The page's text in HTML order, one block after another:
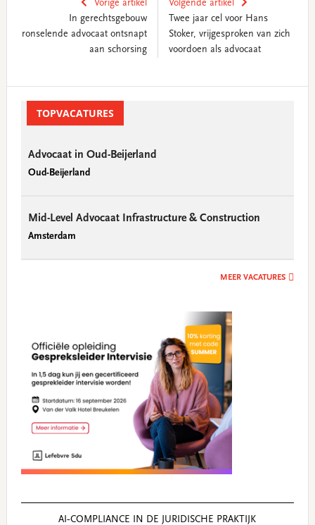
Vorige artikel
In gerechtsgebouw
ronselende advocaat ontsnapt
aan schorsing
Volgende artikel
Twee jaar cel voor Hans
Stoker, vrijgesproken van zich
voordoen als advocaat
SidebarTOPVACATURES
Advocaat in Oud-Beijerland
Oud-Beijerland
Mid-Level Advocaat Infrastructure & Construction
Amsterdam
MEER VACATURES
AI‑COMPLIANCE IN DE JURIDISCHE PRAKTIJK